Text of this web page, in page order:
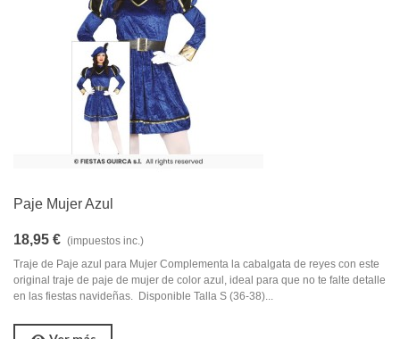
Paje Mujer Azul
18,95 € (impuestos inc.)
Traje de Paje azul para Mujer Complementa la cabalgata de reyes con este
original traje de paje de mujer de color azul, ideal para que no te falte detalle
en las fiestas navideñas. Disponible Talla S (36-38)...